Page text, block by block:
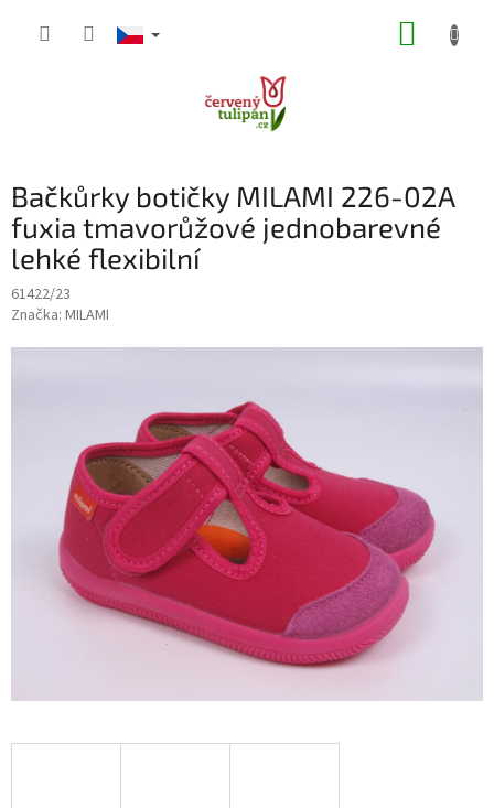
Bačkůrky botičky MILAMI 226-02A
fuxia tmavorůžové jednobarevné
lehké flexibilní
61422/23
Značka: MILAMI